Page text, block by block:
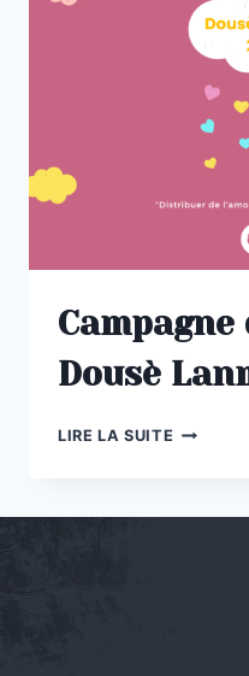
Dousè
LIRE LA SUITE